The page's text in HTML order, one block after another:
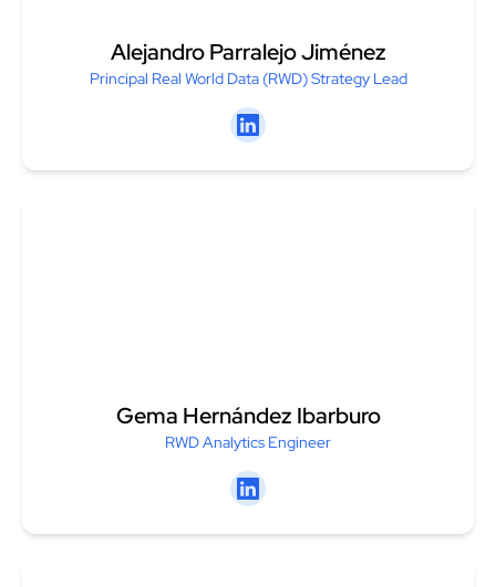
Alejandro Parralejo Jiménez
Principal Real World Data (RWD) Strategy Lead
Linkedin
Gema Hernández Ibarburo
RWD Analytics Engineer
Linkedin